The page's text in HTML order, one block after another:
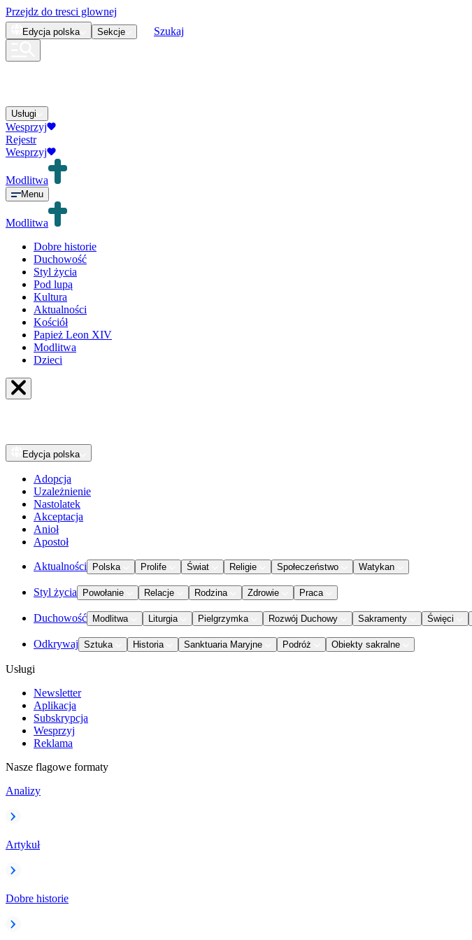
Przejdz do tresci glownej
Edycja polska Sekcje Szukaj
Usługi
Wesprzyj
Rejestr
Wesprzyj
Modlitwa
Menu
Modlitwa
Dobre historie
Duchowość
Styl życia
Pod lupą
Kultura
Aktualności
Kościół
Papież Leon XIV
Modlitwa
Dzieci
Edycja polska
Adopcja
Uzależnienie
Nastolatek
Akceptacja
Anioł
Apostoł
Aktualności Polska Prolife Świat Religie Społeczeństwo Watykan
Styl życia Powołanie Relacje Rodzina Zdrowie Praca
Duchowość Modlitwa Liturgia Pielgrzymka Rozwój Duchowy Sakramenty Święci
Odkrywaj Sztuka Historia Sanktuaria Maryjne Podróż Obiekty sakralne
Usługi
Newsletter
Aplikacja
Subskrypcja
Wesprzyj
Reklama
Nasze flagowe formaty
Analizy
Artykuł
Dobre historie